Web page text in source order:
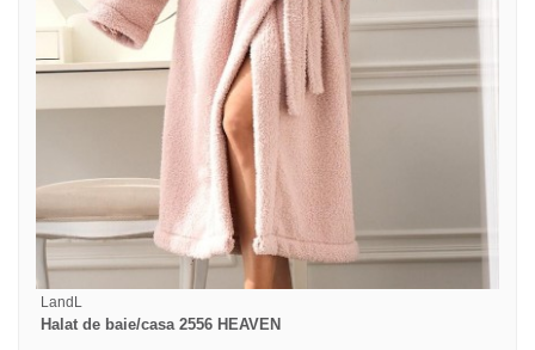
LandL
Halat de baie/casa 2556 HEAVEN